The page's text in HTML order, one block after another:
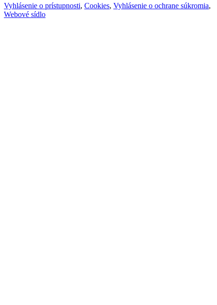
Vyhlásenie o prístupnosti, Cookies, Vyhlásenie o ochrane súkromia,
Webové sídlo